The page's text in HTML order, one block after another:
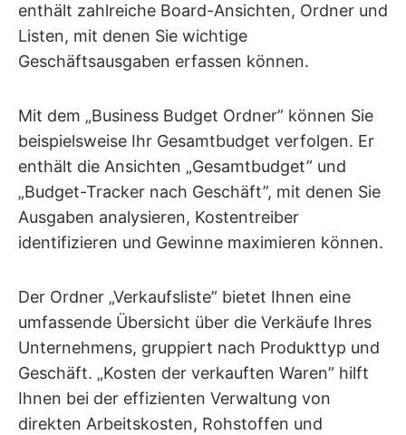
enthält zahlreiche Board-Ansichten, Ordner und
Listen, mit denen Sie wichtige
Geschäftsausgaben erfassen können.
Mit dem „Business Budget Ordner” können Sie
beispielsweise Ihr Gesamtbudget verfolgen. Er
enthält die Ansichten „Gesamtbudget” und
„Budget-Tracker nach Geschäft”, mit denen Sie
Ausgaben analysieren, Kostentreiber
identifizieren und Gewinne maximieren können.
Der Ordner „Verkaufsliste” bietet Ihnen eine
umfassende Übersicht über die Verkäufe Ihres
Unternehmens, gruppiert nach Produkttyp und
Geschäft. „Kosten der verkauften Waren” hilft
Ihnen bei der effizienten Verwaltung von
direkten Arbeitskosten, Rohstoffen und